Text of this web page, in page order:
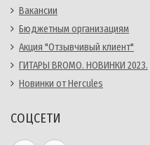
Вакансии
Бюджетным организациям
Акция "Отзывчивый клиент"
ГИТАРЫ BROMO. НОВИНКИ 2023.
Новинки от Hercules
СОЦСЕТИ